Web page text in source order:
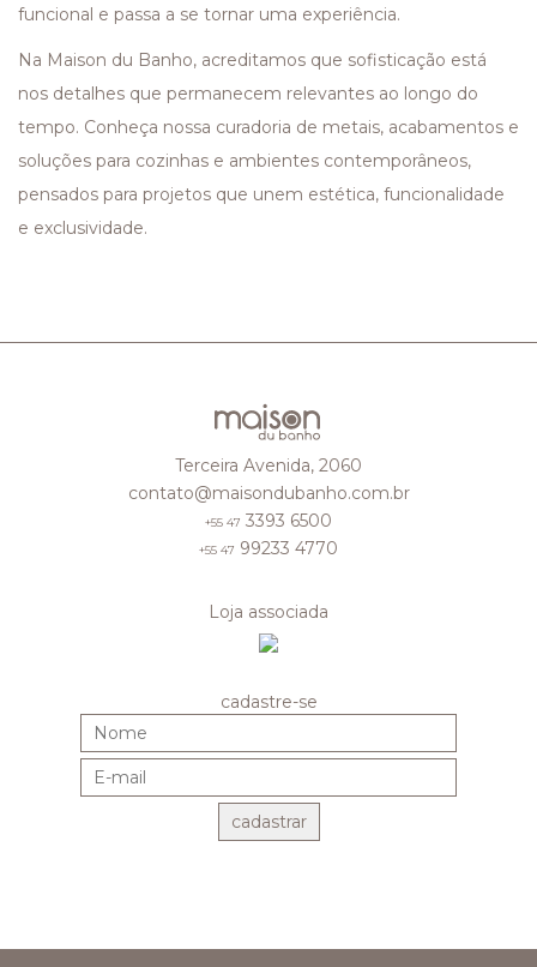
funcional e passa a se tornar uma experiência.
Na Maison du Banho, acreditamos que sofisticação está
nos detalhes que permanecem relevantes ao longo do
tempo. Conheça nossa curadoria de metais, acabamentos e
soluções para cozinhas e ambientes contemporâneos,
pensados para projetos que unem estética, funcionalidade
e exclusividade.
Terceira Avenida, 2060
contato@maisondubanho.com.br
+55 47 3393 6500
+55 47 99233 4770
Loja associada
cadastre-se
cadastrar